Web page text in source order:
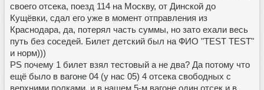
своего отсека, поезд 114 на Москву, от Динской до
Кущёвки, сдал его уже в момент отправления из
Краснодара, да, потерял часть суммы, но зато ехали весь
путь без соседей. Билет детский был на ФИО "TEST TEST"
и норм)))
PS почему 1 билет взял тестовый а не два? Да потому что
ещё было в вагоне 04 (у нас 05) 4 отсека свободных с
верхними полками, и в нашем 5-м вагоне один отсек и в